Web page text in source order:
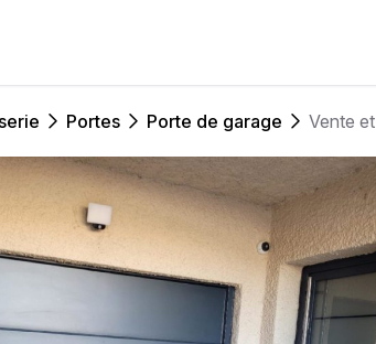
Portes Porte de garage Vente